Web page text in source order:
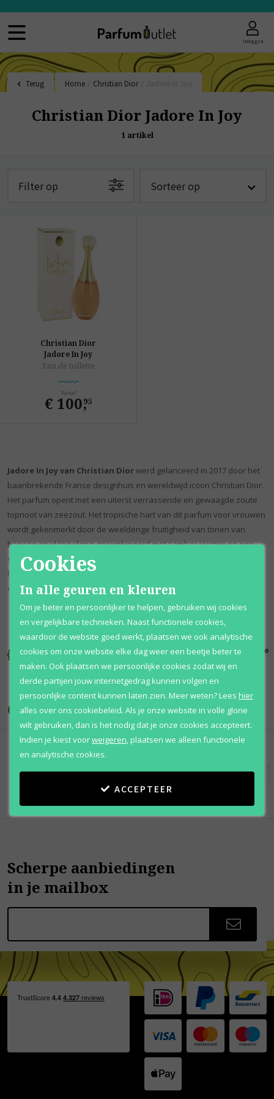
Inloggen
Terug Home Christian Dior
Christian Dior Jadore In Joy
1 artikel
Filter op Sorteer op
Christian Dior
Jadore In Joy
Eau de toilette
Vanaf
€ 100,
95
Jadore In Joy van Christian Diorwerd gelanceerd in 2017 door het
baanbrekende Franse designhuis en wereldwijd icoon Christian Dior.
Het parfum opent met een uiterst verrassende en gewaagde zoute
topnoot van zeezout. Het tropische hart van dit parfum voor vrouwen
wordt gekenmerkt door de weelderige fruitigheid van tonen van
banaan en ylang-ylang, gecombineerd met sambac jasmijn en een
scheutje neroli's die worden ondersteund door honingbloesem en
bittere sinaasappel. In de basis blijft de sensuele en sappige
essentie van zongerijpte perzikperfectie hangen.
Kortingen
Al 12 jaar
voordelig
100% originele
Onze merken
Scherpe aanbiedingen
in je mailbox
Cookies
In alle geuren en kleuren
Om je beter en persoonlijker te helpen, gebruiken wij cookies
en vergelijkbare technieken. Naast functionele cookies,
waardoor de website goed werkt, plaatsen we ook analytische
cookies om onze website elke dag weer een beetje beter te
maken. Ook plaatsen we persoonlijke cookies zodat wij en
derde partijen jouw internetgedrag kunnen volgen en
persoonlijke content kunnen laten zien. Meer weten?Lees hier
alles over ons cookiebeleid. Als je onze website in volle glorie
wilt gebruiken, dan is het nodig dat je onze cookies accepteert.
Indien je kiest voorweigeren plaatsen we alleen functionele
en analytische cookies.
ACCEPTEER